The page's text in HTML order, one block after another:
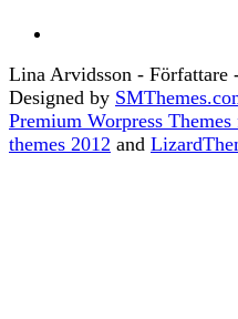
Lina Arvidsson - Författare
Designed by
Premium Worpress
themes 2012 and